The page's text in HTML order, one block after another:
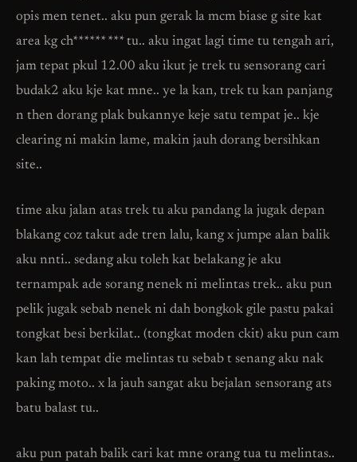
opis men tenet.. aku pun gerak la mcm biase g site kat
area kg ch****** *** tu.. aku ingat lagi time tu tengah ari,
jam tepat pkul 12.00 aku ikut je trek tu sensorang cari
budak2 aku kje kat mne.. ye la kan, trek tu kan panjang
n then dorang plak bukannye keje satu tempat je.. kje
clearing ni makin lame, makin jauh dorang bersihkan
site..
time aku jalan atas trek tu aku pandang la jugak depan
blakang coz takut ade tren lalu, kang x jumpe alan balik
aku nnti.. sedang aku toleh kat belakang je aku
ternampak ade sorang nenek ni melintas trek.. aku pun
pelik jugak sebab nenek ni dah bongkok gile pastu pakai
tongkat besi berkilat.. (tongkat moden ckit) aku pun cam
kan lah tempat die melintas tu sebab t senang aku nak
paking moto.. x la jauh sangat aku bejalan sensorang ats
batu balast tu..
aku pun patah balik cari kat mne orang tua tu melintas..